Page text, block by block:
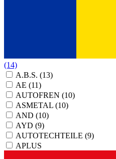
(14)
A.B.S. (13)
AE (11)
AUTOFREN (10)
ASMETAL (10)
AND (10)
AYD (9)
AUTOTECHTEILE (9)
APLUS